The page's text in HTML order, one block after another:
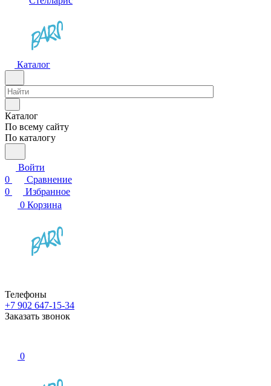
Каталог
Каталог
По всему сайту
По каталогу
Войти
0
Сравнение
0
Избранное
0 Корзина
Телефоны
+7 902 647-15-34
Заказать звонок
0